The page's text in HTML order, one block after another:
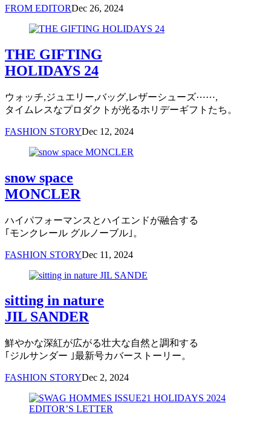
FROM EDITORDec 26, 2024
THE GIFTING
HOLIDAYS 24
ウォッチ,ジュエリー,バッグ,レザーシューズ⋯⋯,
タイムレスなプロダクトが光るホリデーギフトたち。
FASHION STORYDec 12, 2024
snow space
MONCLER
ハイパフォーマンスとハイエンドが融合する
｢モンクレール グルノーブル｣。
FASHION STORYDec 11, 2024
sitting in nature
JIL SANDER
鮮やかな深紅が広がる壮大な自然と調和する
｢ジルサンダー ｣最新号カバーストーリー。
FASHION STORYDec 2, 2024